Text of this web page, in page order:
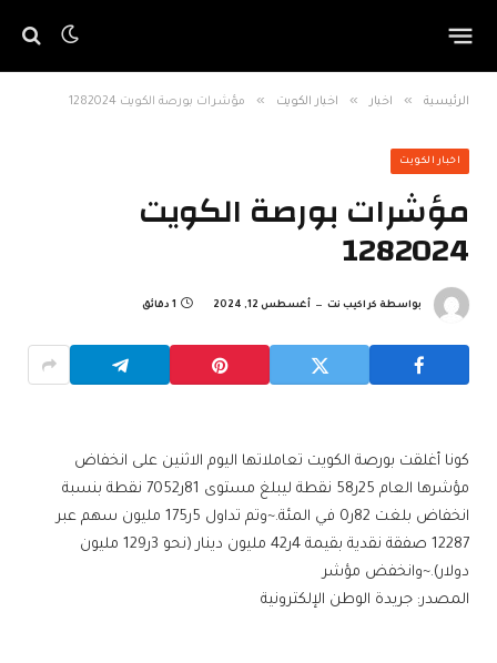
الرئيسية » اخبار » اخبار الكويت » مؤشرات بورصة الكويت 1282024
اخبار الكويت
مؤشرات بورصة الكويت
1282024
بواسطة كراكيب نت أغسطس 12, 2024 1 دقائق
كونا أغلقت بورصة الكويت تعاملاتها اليوم الاثنين على انخفاض
مؤشرها العام 25ر58 نقطة ليبلغ مستوى 81ر7052 نقطة بنسبة
انخفاض بلغت 82ر0 في المئة.~وتم تداول 5ر175 مليون سهم عبر
12287 صفقة نقدية بقيمة 4ر42 مليون دينار (نحو 3ر129 مليون
دولار).~وانخفض مؤشر
المصدر: جريدة الوطن الإلكترونية